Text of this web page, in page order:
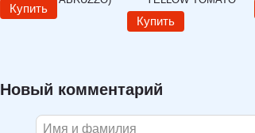
Купить
Купить
Новый комментарий